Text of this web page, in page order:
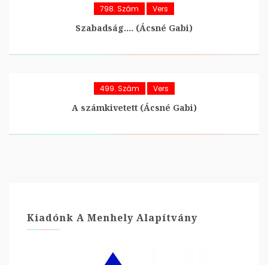
798. Szám Vers
Szabadság…. (Ácsné Gabi)
499. Szám Vers
A számkivetett (Ácsné Gabi)
Kiadónk A Menhely Alapítvány